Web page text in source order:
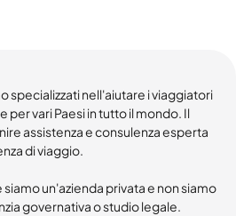
specializzati nell'aiutare i viaggiatori
per vari Paesi in tutto il mondo. Il
assistenza e consulenza esperta
di viaggio.
un'azienda privata e non siamo
governativa o studio legale.